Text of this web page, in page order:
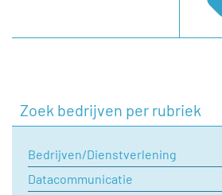
Zoek bedrijven per rubriek
Bedrijven/Dienstverlening
Datacommunicatie